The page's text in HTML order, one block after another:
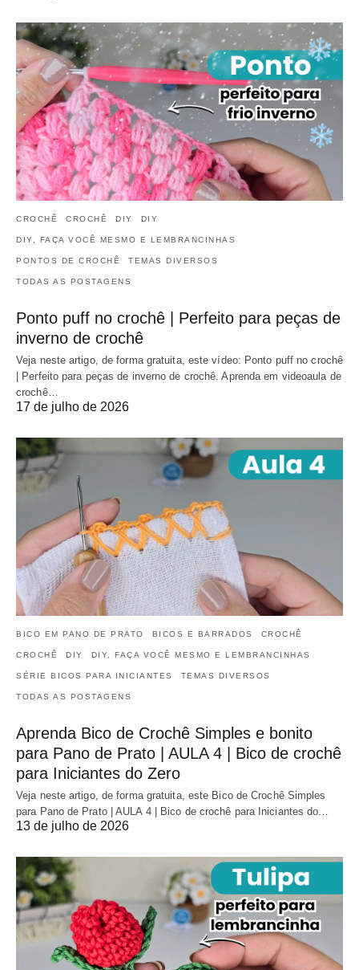
CROCHÊ CROCHÊ DIY DIY
DIY, FAÇA VOCÊ MESMO E LEMBRANCINHAS
PONTOS DE CROCHÊ TEMAS DIVERSOS
TODAS AS POSTAGENS
Ponto puff no crochê | Perfeito para peças de
inverno de crochê
Veja neste artigo, de forma gratuita, este vídeo: Ponto puff no crochê
| Perfeito para peças de inverno de crochê. Aprenda em videoaula de
crochê…
17 de julho de 2026
BICO EM PANO DE PRATO BICOS E BARRADOS CROCHÊ
CROCHÊ DIY DIY, FAÇA VOCÊ MESMO E LEMBRANCINHAS
SÉRIE BICOS PARA INICIANTES TEMAS DIVERSOS
TODAS AS POSTAGENS
Aprenda Bico de Crochê Simples e bonito
para Pano de Prato | AULA 4 | Bico de crochê
para Iniciantes do Zero
Veja neste artigo, de forma gratuita, este Bico de Crochê Simples
para Pano de Prato | AULA 4 | Bico de crochê para Iniciantes do…
13 de julho de 2026